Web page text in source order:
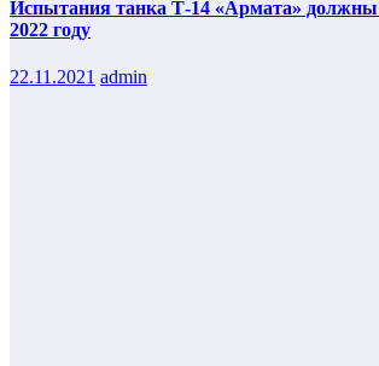
Испытания танка Т-14 «Армата» должны
2022 году
22.11.2021 admin